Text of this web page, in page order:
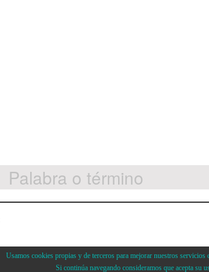
Usamos cookies propias y de terceros para mejorar nuestros servicios
Si continúa navegando consideramos que acepta su